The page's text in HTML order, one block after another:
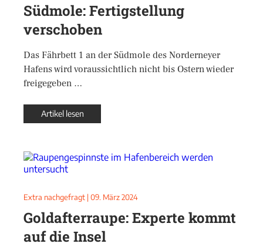
Südmole: Fertigstellung
verschoben
Das Fährbett 1 an der Südmole des Norderneyer
Hafens wird voraussichtlich nicht bis Ostern wieder
freigegeben …
Artikel lesen
Extra nachgefragt | 09. März 2024
Goldafterraupe: Experte kommt
auf die Insel